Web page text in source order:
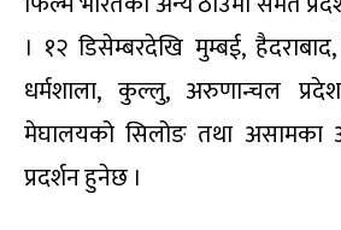
। १२ डिसेम्बरदेखि मुम्बई,
धर्मशाला, कुल्लु, अरुणान्चल
मेघालयको सिलोङ तथा असामका
प्रदर्शन हुनेछ ।